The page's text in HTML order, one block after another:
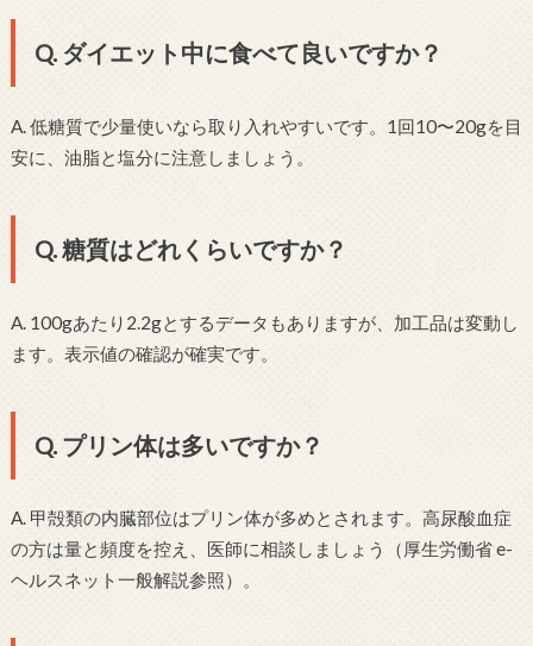
Q. ダイエット中に食べて良いですか？
A. 低糖質で少量使いなら取り入れやすいです。1回10〜20gを目
安に、油脂と塩分に注意しましょう。
Q. 糖質はどれくらいですか？
A. 100gあたり2.2gとするデータもありますが、加工品は変動し
ます。表示値の確認が確実です。
Q. プリン体は多いですか？
A. 甲殻類の内臓部位はプリン体が多めとされます。高尿酸血症
の方は量と頻度を控え、医師に相談しましょう（厚生労働省 e-
ヘルスネット一般解説参照）。